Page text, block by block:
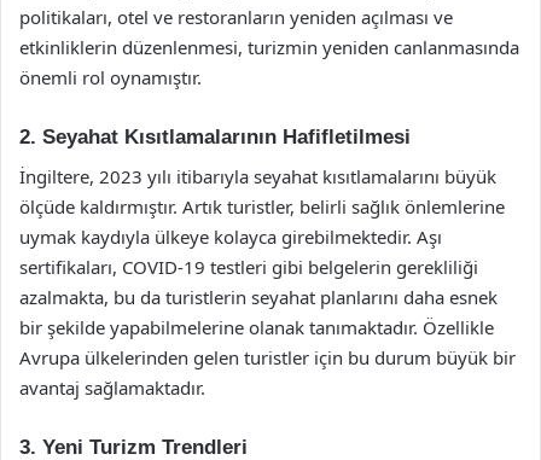
politikaları, otel ve restoranların yeniden açılması ve
etkinliklerin düzenlenmesi, turizmin yeniden canlanmasında
önemli rol oynamıştır.
2. Seyahat Kısıtlamalarının Hafifletilmesi
İngiltere, 2023 yılı itibarıyla seyahat kısıtlamalarını büyük
ölçüde kaldırmıştır. Artık turistler, belirli sağlık önlemlerine
uymak kaydıyla ülkeye kolayca girebilmektedir. Aşı
sertifikaları, COVID-19 testleri gibi belgelerin gerekliliği
azalmakta, bu da turistlerin seyahat planlarını daha esnek
bir şekilde yapabilmelerine olanak tanımaktadır. Özellikle
Avrupa ülkelerinden gelen turistler için bu durum büyük bir
avantaj sağlamaktadır.
3. Yeni Turizm Trendleri